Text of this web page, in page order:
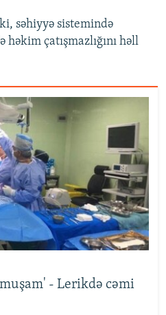
səhiyyə sistemində
çatışmazlığını həll
- Lerikdə cəmi